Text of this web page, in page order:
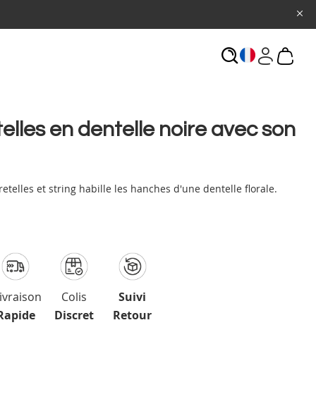
en dentelle noire avec son
et string habille les hanches d'une dentelle florale.
Colis
Discret
Suivi
Retour